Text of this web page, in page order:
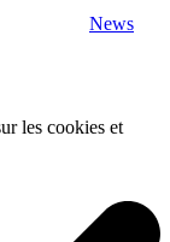
News
les cookies et